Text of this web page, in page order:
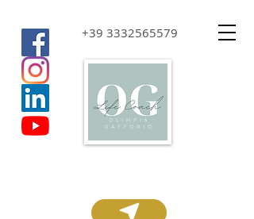
+39 3332565579